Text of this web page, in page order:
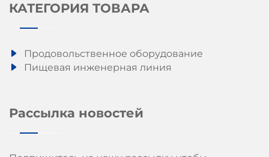
КАТЕГОРИЯ ТОВАРА
Продовольственное оборудование
Пищевая инженерная линия
Рассылка новостей